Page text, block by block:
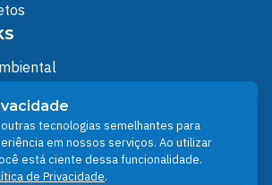
do SUS
tecnologias semelhantes para
em nossos serviços. Ao utilizar
está ciente dessa funcionalidade.
de Privacidade.